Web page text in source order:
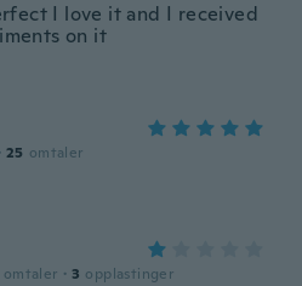
I love it and I received
on it
· 25 omtaler
omtaler · 3 opplastinger